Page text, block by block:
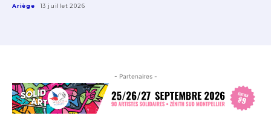
Ariège 13 juillet 2026
- Partenaires -